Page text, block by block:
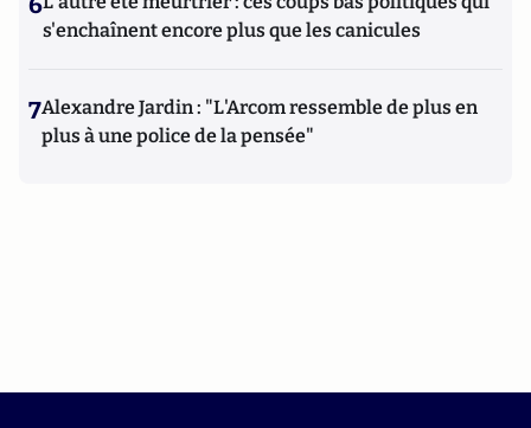
s'enchaînent encore plus que les canicules
7Alexandre Jardin : "L'Arcom ressemble de plus en
plus à une police de la pensée"